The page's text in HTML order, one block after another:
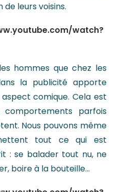
leurs voisins.
watch?
hommes que chez les
la publicité apporte
comique. Cela est
parfois
Nous pouvons même
tout ce qui est
: se balader tout nu, ne
boire à la bouteille…